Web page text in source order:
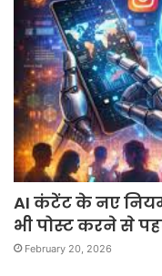
AI कंटेंट के नए
भी पोस्ट करने से
February 20, 2026